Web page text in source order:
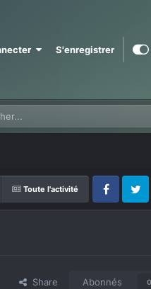
S'enregistrer
Toute l'activité
FacebookTwitter
Share Abonnés 0